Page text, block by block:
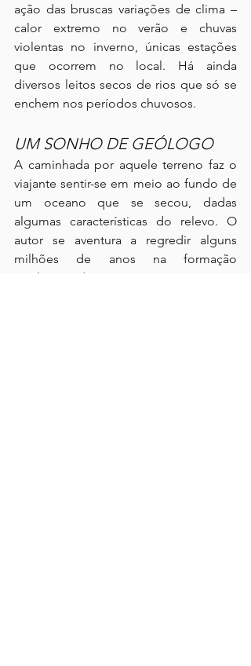
ação das bruscas variações de clima –
calor extremo no verão e chuvas
violentas no inverno, únicas estações
que ocorrem no local. Há ainda
diversos leitos secos de rios que só se
enchem nos períodos chuvosos.
UM SONHO DE GEÓLOGO
A caminhada por aquele terreno faz o
viajante sentir-se em meio ao fundo de
um oceano que se secou, dadas
algumas características do relevo. O
autor se aventura a regredir alguns
milhões de anos na formação
geológica da América e propõe uma